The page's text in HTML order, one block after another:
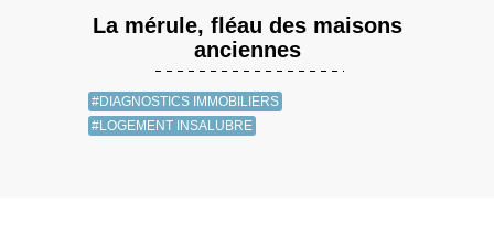
La mérule, fléau des maisons
anciennes
#DIAGNOSTICS IMMOBILIERS
#LOGEMENT INSALUBRE